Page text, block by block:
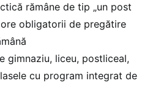
rămâne de tip „un post
ore obligatorii de pregătire
gimnaziu, liceu, postliceal,
cu program integrat de